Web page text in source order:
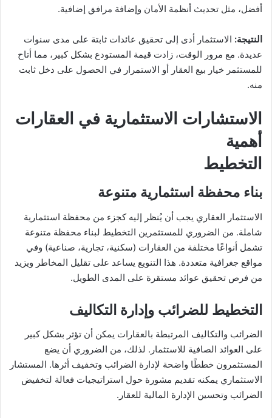
أفضل، مثل تحديث أنظمة الأمان وإضافة مرافق إضافية.
النتيجة: الاستثمار أدى إلى تحقيق عائدات ثابتة على مدى سنوات
عديدة. مع مرور الوقت، زادت قيمة المستودع بشكل كبير، مما أتاح
للمستثمر خيار بيع العقار أو الاستمرار في الحصول على دخل ثابت
منه.
الاستشارات الاستثمارية في العقارات
أهمية
التخطيط
بناء محفظة استثمارية متنوعة
الاستثمار العقاري يجب أن يُنظر إليه كجزء من محفظة استثمارية
شاملة. من الضروري للمستثمرين التخطيط لبناء محفظة متنوعة
تشمل أنواعًا مختلفة من العقارات (سكنية، تجارية، صناعية) وفي
مواقع جغرافية متعددة. هذا التنويع يساعد على تقليل المخاطر ويزيد
من فرص تحقيق عوائد مستقرة على المدى الطويل.
التخطيط للضرائب وإدارة التكاليف
الضرائب والتكاليف المرتبطة بالعقارات يمكن أن تؤثر بشكل كبير
على العوائد الصافية للاستثمار. لذلك، من الضروري أن يضع
المستثمرون خططًا واضحة لإدارة الضرائب وتخفيف أثرها. المستشار
الاستثماري يمكنه تقديم مشورة حول استراتيجيات فعالة لتخفيض
الضرائب وتحسين الإدارة المالية للعقار.